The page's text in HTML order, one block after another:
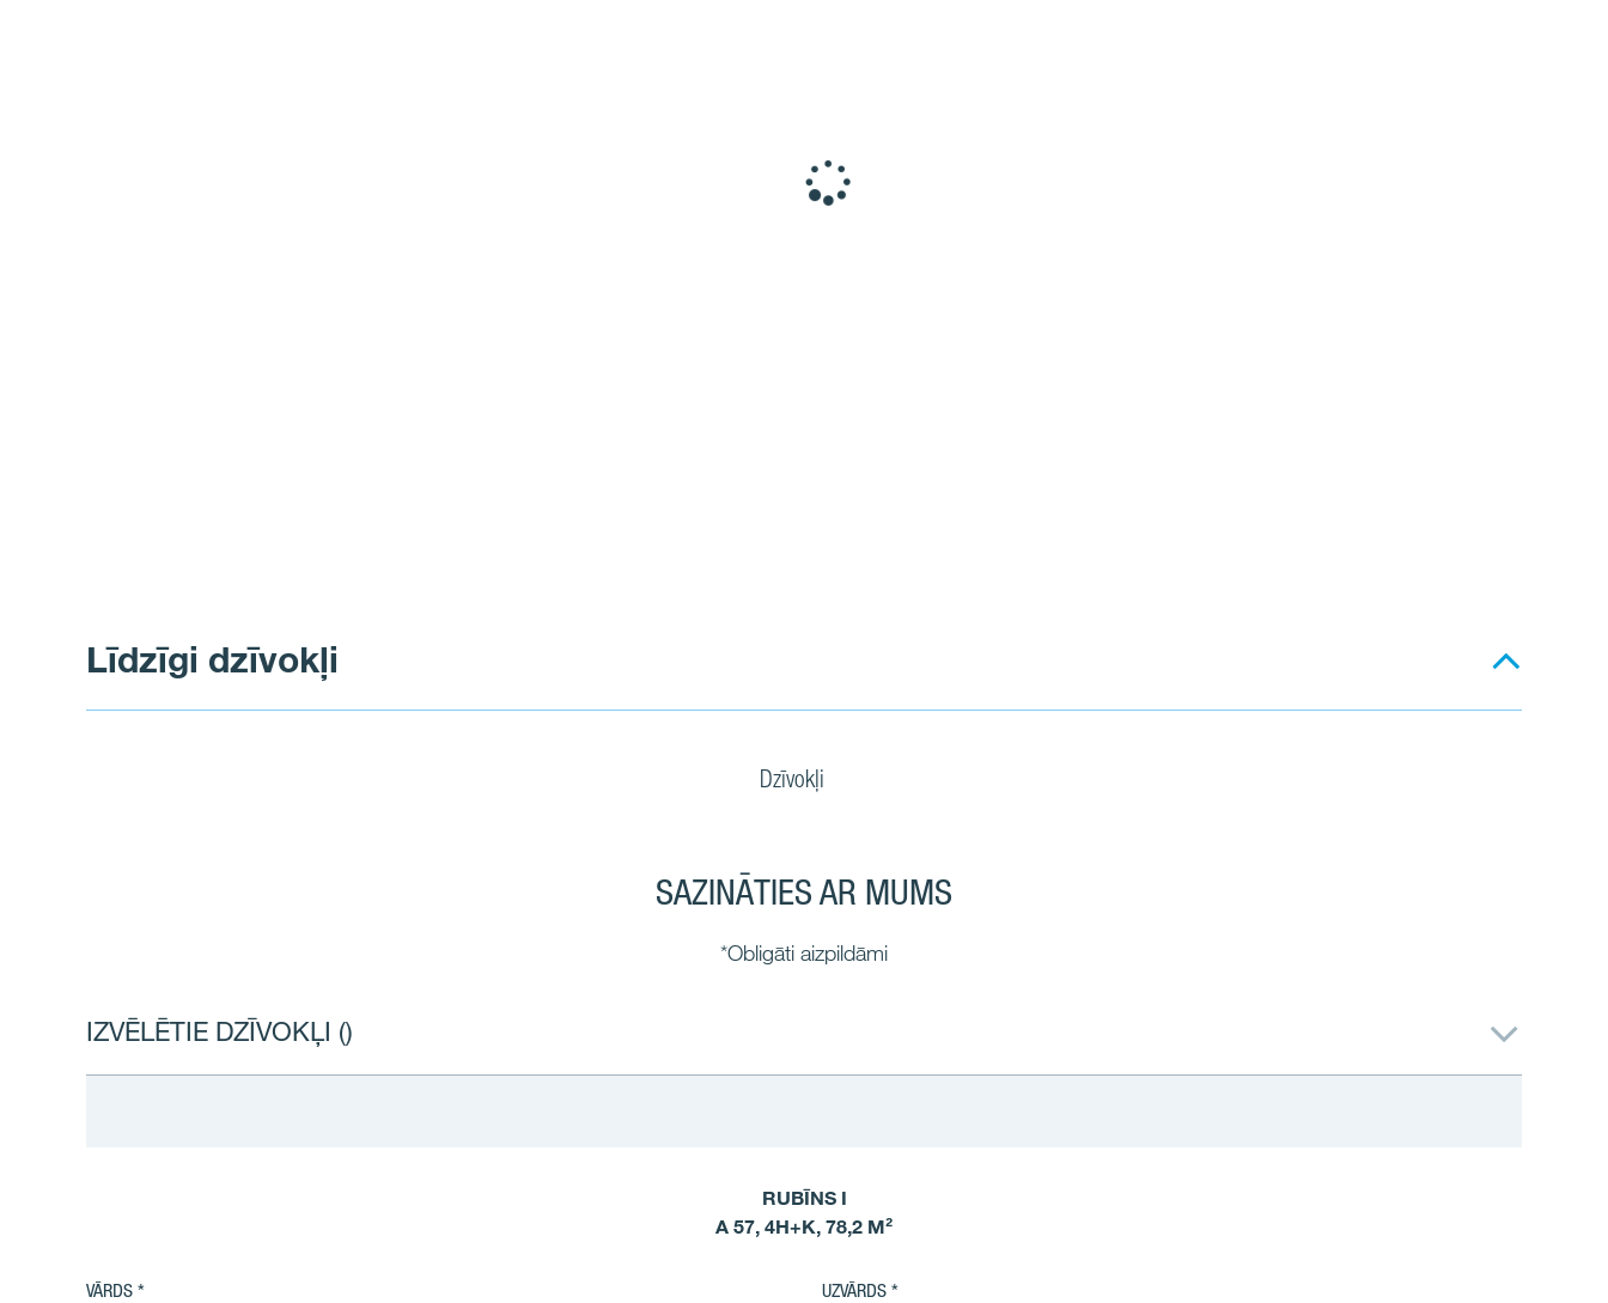
Līdzīgi dzīvokļi
Dzīvokļi
SAZINĀTIES AR MUMS
*Obligāti aizpildāmi
IZVĒLĒTIE DZĪVOKĻI ()
RUBĪNS I
A 57, 4H+K, 78,2 M²
VĀRDS UZVĀRDS